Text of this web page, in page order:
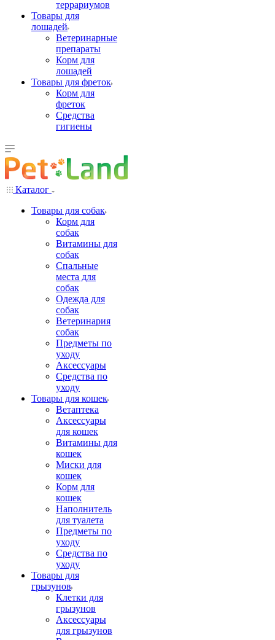
террариумов
Товары для
лошадей
Ветеринарные
препараты
Корм для
лошадей
Товары для фреток
Корм для
фреток
Средства
гигиены
Каталог
Товары для собак
Корм для
собак
Витамины для
собак
Спальные
места для
собак
Одежда для
собак
Ветеринария
собак
Предметы по
уходу
Аксессуары
Средства по
уходу
Товары для кошек
Ветаптека
Аксессуары
для кошек
Витамины для
кошек
Миски для
кошек
Корм для
кошек
Наполнитель
для туалета
Предметы по
уходу
Средства по
уходу
Товары для
грызунов
Клетки для
грызунов
Аксессуары
для грызунов